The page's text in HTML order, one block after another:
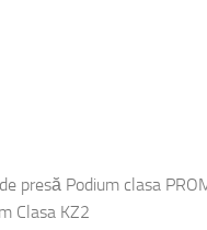
presă Podium clasa
Clasa KZ2